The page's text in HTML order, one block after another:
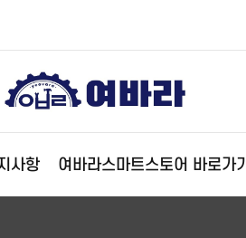
사항 여바라스마트스토어 바로가기